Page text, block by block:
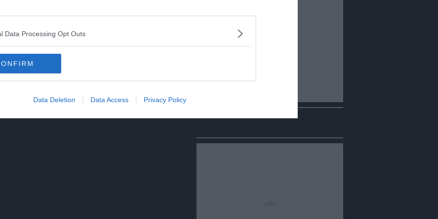
Data Processing Opt Outs
Data Deletion Data Access Privacy Policy
Isw.
Condividi
TwitterCondividi
Mail